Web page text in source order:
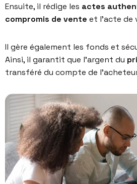
Ensuite, il rédige les actes
compromis de vente et l’acte de
Il gère également les fonds et
Ainsi, il garantit que l’argent du
transféré du compte de